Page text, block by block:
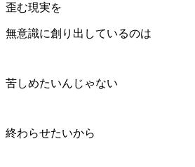
歪む現実を
無意識に創り出しているのは
苦しめたいんじゃない
終わらせたいから